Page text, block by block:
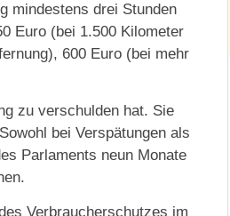
mindestens drei Stunden
Euro (bei 1.500 Kilometer
600 Euro (bei mehr
zu verschulden hat. Sie
bei Verspätungen als
Parlaments neun Monate
Verbraucherschutzes im